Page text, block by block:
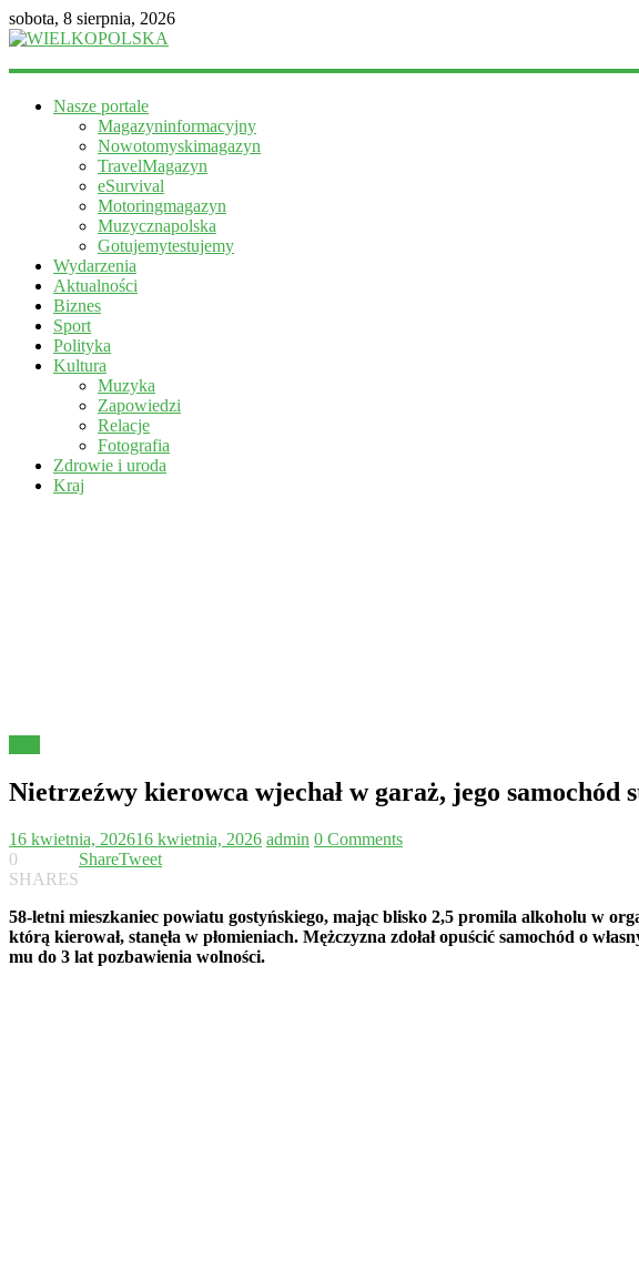
sobota, 8 sierpnia, 2026
WIELKOPOLSKA
informacyjny
Nasze portale
Magazyninformacyjny
Nowotomyskimagazyn
TravelMagazyn
eSurvival
Motoringmagazyn
Muzycznapolska
Gotujemytestujemy
Wydarzenia
Aktualności
Biznes
Sport
Polityka
Kultura
Muzyka
Zapowiedzi
Relacje
Fotografia
Zdrowie i uroda
Kraj
Nietrzeźwy kierowca wjechał w garaż, jego samochód
16 kwietnia, 202616 kwietnia, 2026 admin 0 Comments
0
SHARES
ShareTweet
58-letni mieszkaniec powiatu gostyńskiego, mając blisko 2,5 promila alkoholu w
którą kierował, stanęła w płomieniach. Mężczyzna zdołał opuścić samochód o
mu do 3 lat pozbawienia wolności.